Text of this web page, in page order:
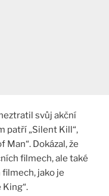
svůj akční
patří „Silent Kill“,
Man“. Dokázal, že
filmech, ale také
jako je
King“.